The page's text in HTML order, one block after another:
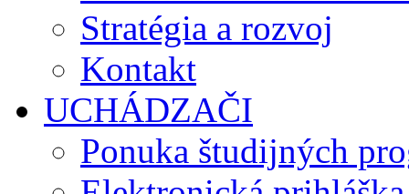
Stratégia a rozvoj
Kontakt
UCHÁDZAČI
Ponuka študijných